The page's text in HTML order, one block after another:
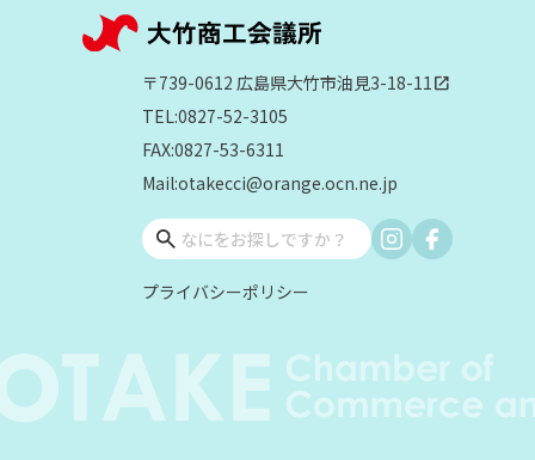
〒739-0612 広島県大竹市油見3-18-11open_in_new
TEL:0827-52-3105
FAX:0827-53-6311
Mail:otakecci@orange.ocn.ne.jp
プライバシーポリシー